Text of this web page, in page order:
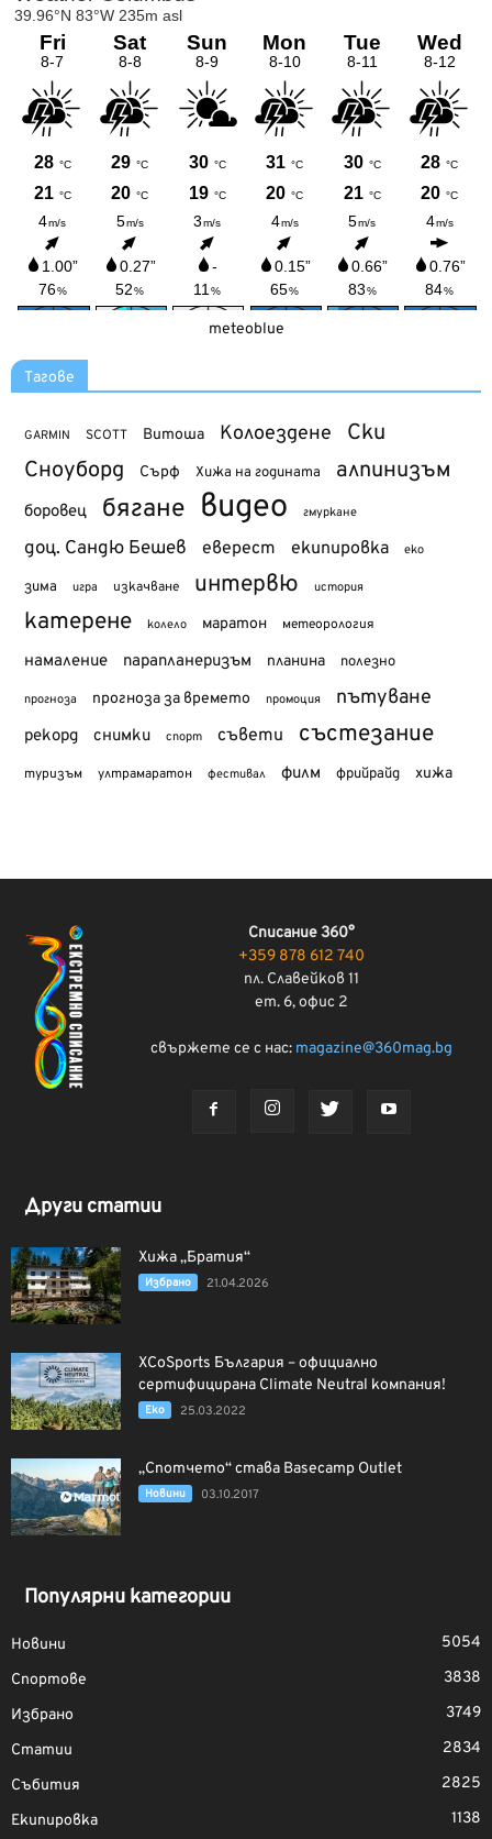
meteoblue
Тагове
GARMIN SCOTT Витоша Колоездене Ски
Сноуборд Сърф Хижа на годината алпинизъм
боровец бягане видео гмуркане
доц. Сандю Бешев еверест екипировка еко
зима игра изкачване интервю история
катерене колело маратон метеорология
намаление парапланеризъм планина полезно
прогноза прогноза за времето промоция пътуване
рекорд снимки спорт съвети състезание
туризъм ултрамаратон фестивал филм фрийрайд хижа
Списание 360°
+359 878 612 740
пл. Славейков 11
ет. 6, офис 2
свържете се с нас: magazine@360mag.bg
Други статии
Хижа „Братия“
Избрано 21.04.2026
XCoSports България – официално
сертифицирана Climate Neutral компания!
Еко 25.03.2022
„Спотчето“ става Basecamp Outlet
Новини 03.10.2017
Популярни категории
Новини
5054
Спортове
3838
Избрано
3749
Статии
2834
Събития
2825
Екипировка
1138